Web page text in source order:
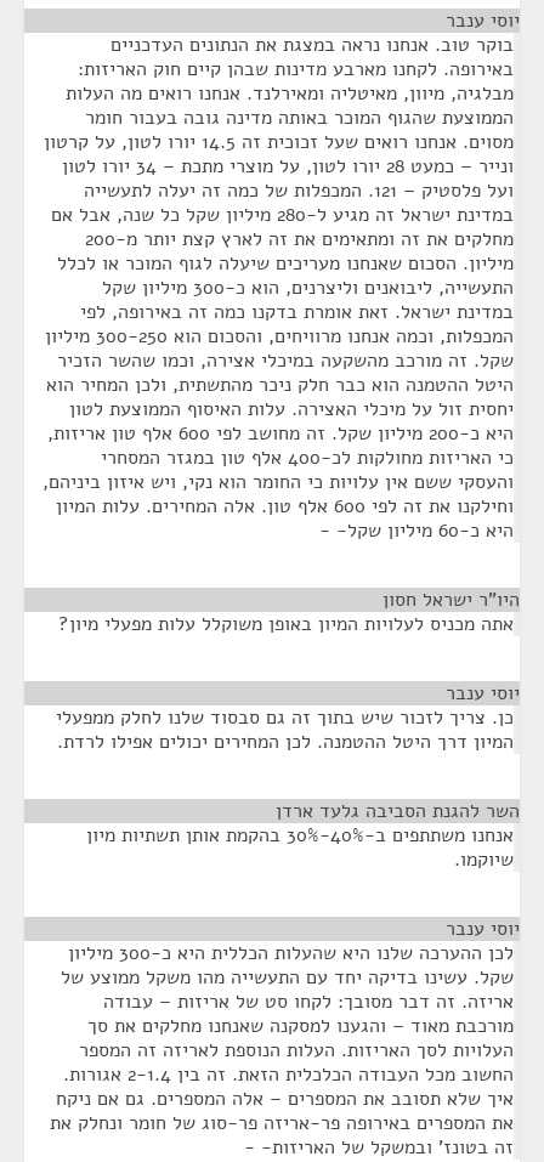
יוסי ענבר
בוקר טוב. אנחנו נראה במצגת את הנתונים העדכניים
באירופה. לקחנו מארבע מדינות שבהן קיים חוק האריזות:
מבלגיה, מיוון, מאיטליה ומאירלנד. אנחנו רואים מה העלות
הממוצעת שהגוף המוכר באותה מדינה גובה בעבור חומר
מסוים. אנחנו רואים שעל זכוכית זה 14.5 יורו לטון, על קרטון
ונייר – כמעט 28 יורו לטון, על מוצרי מתכת – 34 יורו לטון
ועל פלסטיק – 121. המכפלות של כמה זה יעלה לתעשייה
במדינת ישראל זה מגיע ל-280 מיליון שקל כל שנה, אבל אם
מחלקים את זה ומתאימים את זה לארץ קצת יותר מ-200
מיליון. הסכום שאנחנו מעריכים שיעלה לגוף המוכר או לכלל
התעשייה, ליבואנים וליצרנים, הוא כ-300 מיליון שקל
במדינת ישראל. זאת אומרת בדקנו כמה זה באירופה, לפי
המכפלות, וכמה אנחנו מרוויחים, והסכום הוא 300-250 מיליון
שקל. זה מורכב מהשקעה במיכלי אצירה, וכמו שהשר הזכיר
היטל ההטמנה הוא כבר חלק ניכר מהתשתית, ולכן המחיר הוא
יחסית זול על מיכלי האצירה. עלות האיסוף הממוצעת לטון
היא כ-200 מיליון שקל. זה מחושב לפי 600 אלף טון אריזות,
כי האריזות מחולקות לכ-400 אלף טון במגזר המסחרי
והעסקי ששם אין עלויות כי החומר הוא נקי, ויש איזון ביניהם,
וחילקנו את זה לפי 600 אלף טון. אלה המחירים. עלות המיון
היא כ-60 מיליון שקל- -
היו"ר ישראל חסון
אתה מכניס לעלויות המיון באופן משוקלל עלות מפעלי מיון?
יוסי ענבר
כן. צריך לזכור שיש בתוך זה גם סבסוד שלנו לחלק ממפעלי
המיון דרך היטל ההטמנה. לכן המחירים יכולים אפילו לרדת.
השר להגנת הסביבה גלעד ארדן
אנחנו משתתפים ב-40%-30% בהקמת אותן תשתיות מיון
שיוקמו.
יוסי ענבר
לכן ההערכה שלנו היא שהעלות הכללית היא כ-300 מיליון
שקל. עשינו בדיקה יחד עם התעשייה מהו משקל ממוצע של
אריזה. זה דבר מסובך: לקחו סט של אריזות – עבודה
מורכבת מאוד – והגענו למסקנה שאנחנו מחלקים את סך
העלויות לסך האריזות. העלות הנוספת לאריזה זה המספר
החשוב מכל העבודה הכלכלית הזאת. זה בין 2-1.4 אגורות.
איך שלא תסובב את המספרים – אלה המספרים. גם אם ניקח
את המספרים באירופה פר-אריזה פר-סוג של חומר ונחלק את
זה בטונז' ובמשקל של האריזות- -